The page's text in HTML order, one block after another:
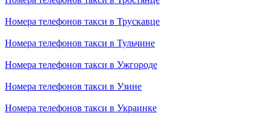
Номера телефонов такси в Трускавце
Номера телефонов такси в Тульчине
Номера телефонов такси в Ужгороде
Номера телефонов такси в Узине
Номера телефонов такси в Украинке